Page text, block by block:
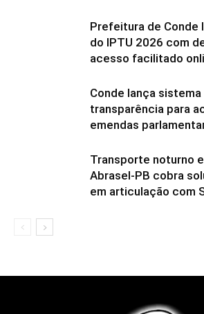
Prefeitura de Conde
do IPTU 2026 com
acesso facilitado
Conde lança
transparência para
emendas
Transporte noturno
Abrasel-PB cobra
em articulação com